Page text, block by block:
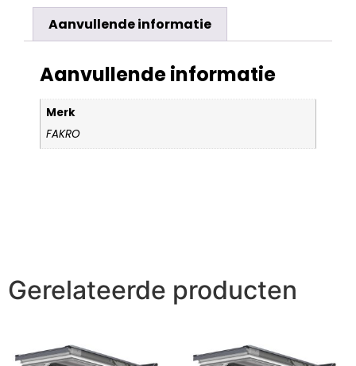
Aanvullende informatie
Aanvullende informatie
Merk
FAKRO
Gerelateerde producten